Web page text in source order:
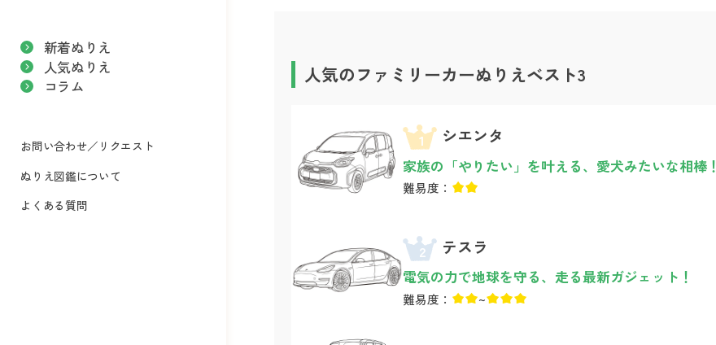
新着ぬりえ
人気ぬりえ
コラム
お問い合わせ／リクエスト
ぬりえ図鑑について
よくある質問
人気のファミリーカーぬりえベスト3
1 シエンタ
家族の「やりたい」を叶える、愛犬みたいな相棒！
難易度：
2 テスラ
電気の力で地球を守る、走る最新ガジェット！
難易度： ~